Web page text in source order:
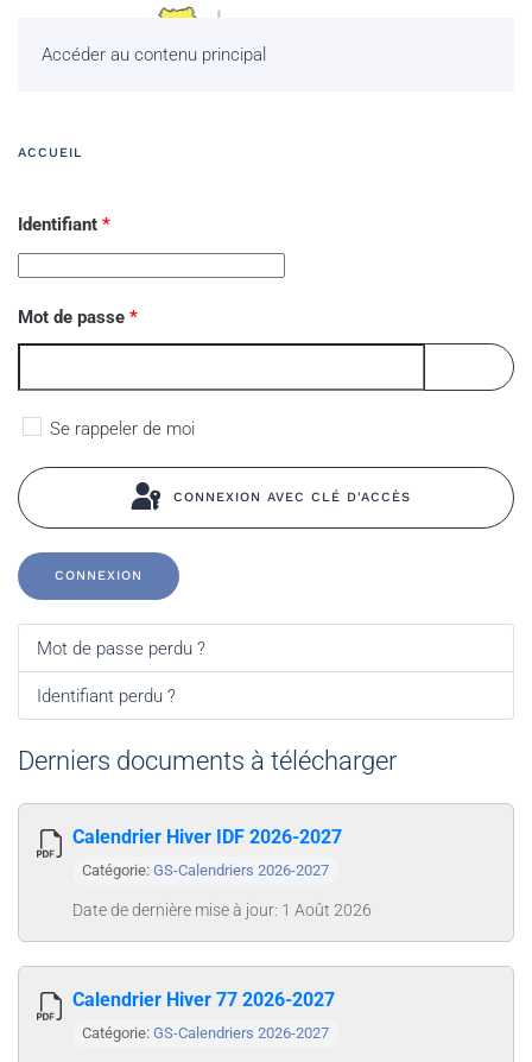
Accéder au contenu principal
ACCUEIL
Identifiant *
Mot de passe *
Se rappeler de moi
CONNEXION AVEC CLÉ D'ACCÈS
CONNEXION
Mot de passe perdu ?
Identifiant perdu ?
Derniers documents à télécharger
Calendrier Hiver IDF 2026-2027
Catégorie: GS-Calendriers 2026-2027
Date de dernière mise à jour: 1 Août 2026
Calendrier Hiver 77 2026-2027
Catégorie: GS-Calendriers 2026-2027